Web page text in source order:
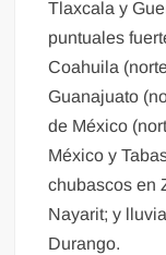
Tlaxcala y
puntuales
Coahuila
Guanajuato
de México
México y
chubascos en
Nayarit; y
Durango.